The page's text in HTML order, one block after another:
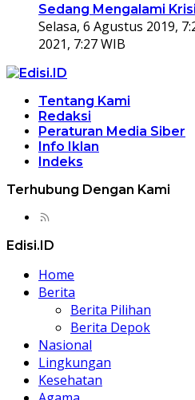
Sedang Mengalami
Selasa, 6 Agustus 2019,
2021, 7:27 WIB
Tentang Kami
Redaksi
Peraturan Media Siber
Info Iklan
Indeks
Terhubung Dengan Kami
Edisi.ID
Home
Berita
Berita Pilihan
Berita Depok
Nasional
Lingkungan
Kesehatan